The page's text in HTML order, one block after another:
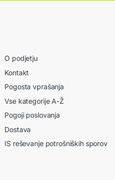
O podjetju
Kontakt
Pogosta vprašanja
Vse kategorije A-Ž
Pogoji poslovanja
Dostava
IS reševanje potrošniških sporov